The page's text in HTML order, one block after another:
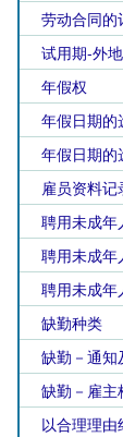
劳动合同的
试用期-外
年假权
年假日期的
年假日期的
雇员资料记
聘用未成年
聘用未成年
聘用未成年
缺勤种类
缺勤－通知
缺勤－雇主
以合理理